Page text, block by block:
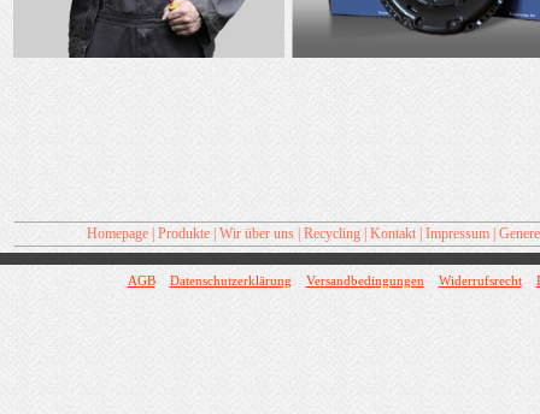
Homepage Produkte Wir über uns Recycling Kontakt| Impressum
AGB Datenschutzerklärung Versandbedingungen Widerrufsrecht